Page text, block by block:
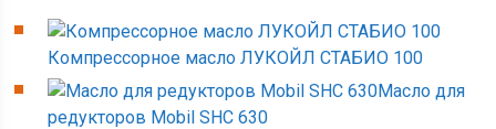
Компрессорное масло ЛУКОЙЛ СТАБИО 100
Масло для
редукторов Mobil SHC 630